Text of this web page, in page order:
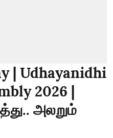
| Udhayanidhi
2026 |
அலறும்